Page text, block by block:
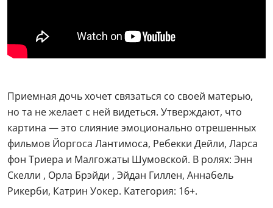
Приемная дочь хочет связаться со своей матерью,
но та не желает с ней видеться. Утверждают, что
картина — это слияние эмоционально отрешенных
фильмов Йоргоса Лантимоса, Ребекки Дейли, Ларса
фон Триера и Малгожаты Шумовской. В ролях: Энн
Скелли , Орла Брэйди , Эйдан Гиллен, Аннабель
Рикерби, Катрин Уокер. Категория: 16+.